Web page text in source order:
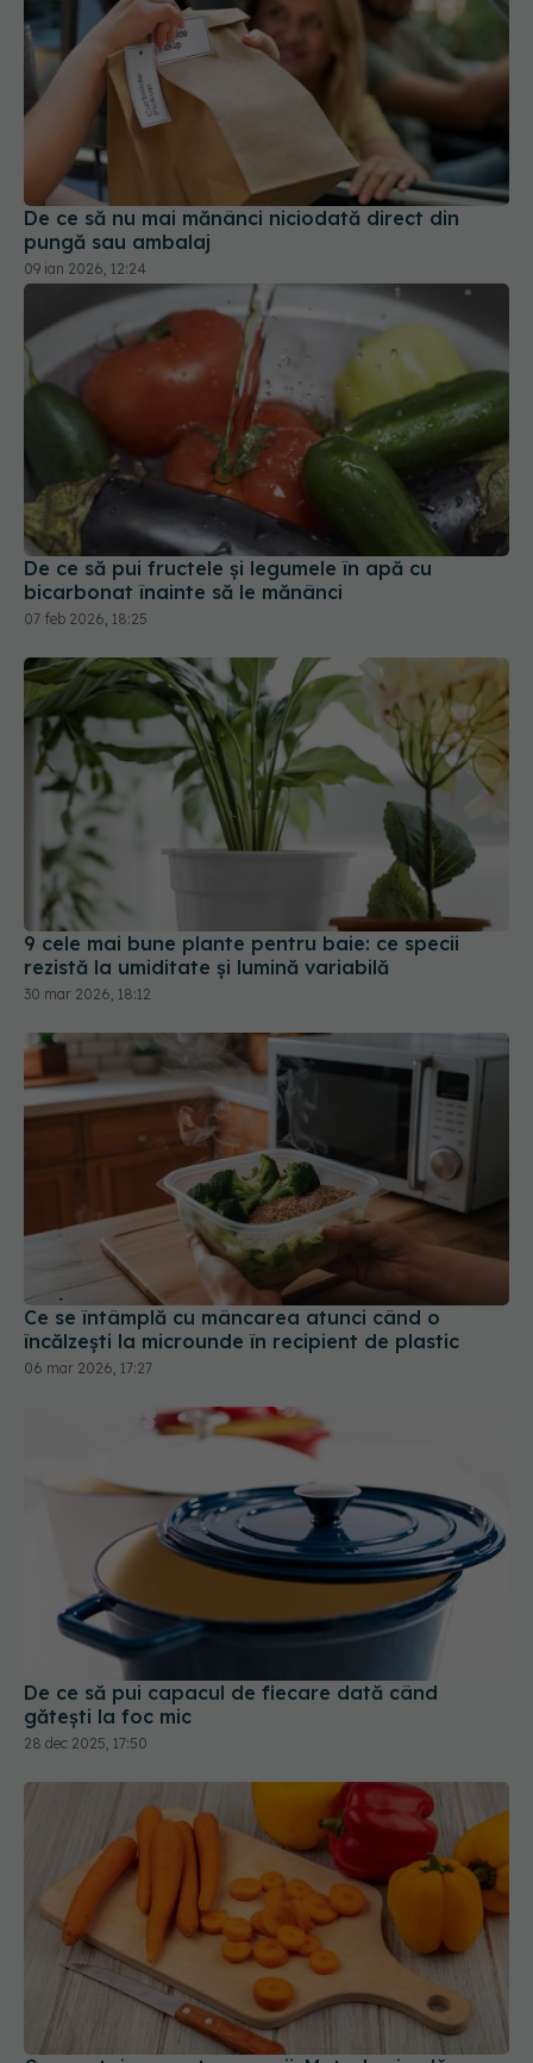
De ce să nu mai mănânci niciodată direct din
pungă sau ambalaj
09 ian 2026, 12:24
De ce să pui fructele și legumele în apă cu
bicarbonat înainte să le mănânci
07 feb 2026, 18:25
9 cele mai bune plante pentru baie: ce specii
rezistă la umiditate și lumină variabilă
30 mar 2026, 18:12
Ce se întâmplă cu mâncarea atunci când o
încălzești la microunde în recipient de plastic
06 mar 2026, 17:27
De ce să pui capacul de fiecare dată când
gătești la foc mic
28 dec 2025, 17:50
Cum se taie corect morcovii. Metoda simplă care
te ajută să nu mai cumperi legume deja tăiate